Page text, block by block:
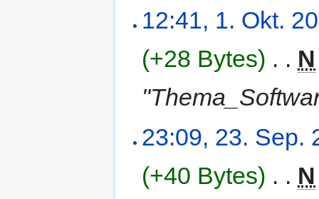
12:41, 1. Okt.
(+28 Bytes) . . N
23:09, 23. Sep.
(+40 Bytes) . . N